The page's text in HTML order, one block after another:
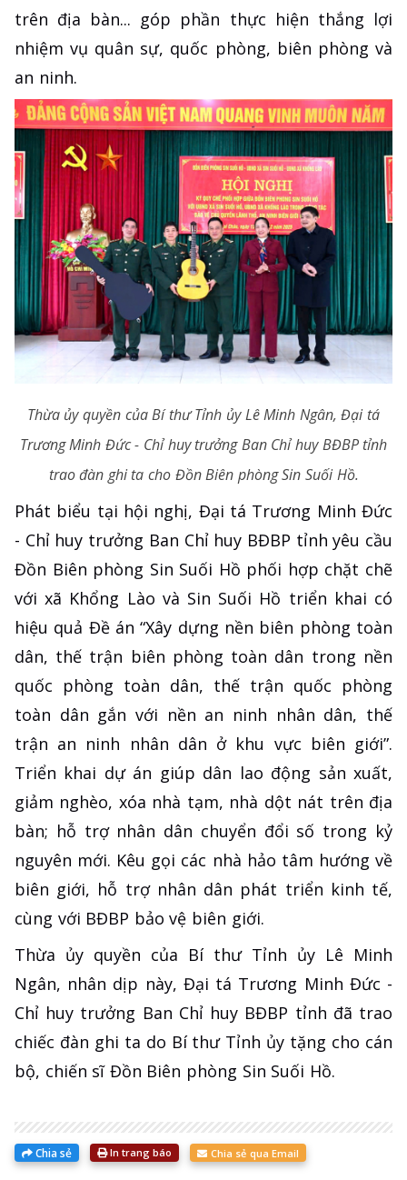
trên địa bàn... góp phần thực hiện thắng lợi
nhiệm vụ quân sự, quốc phòng, biên phòng và
an ninh.
Thừa ủy quyền của Bí thư Tỉnh ủy Lê Minh Ngân, Đại tá
Trương Minh Đức - Chỉ huy trưởng Ban Chỉ huy BĐBP tỉnh
trao đàn ghi ta cho Đồn Biên phòng Sin Suối Hồ.
Phát biểu tại hội nghị, Đại tá Trương Minh Đức
- Chỉ huy trưởng Ban Chỉ huy BĐBP tỉnh yêu cầu
Đồn Biên phòng Sin Suối Hồ phối hợp chặt chẽ
với xã Khổng Lào và Sin Suối Hồ triển khai có
hiệu quả Đề án “Xây dựng nền biên phòng toàn
dân, thế trận biên phòng toàn dân trong nền
quốc phòng toàn dân, thế trận quốc phòng
toàn dân gắn với nền an ninh nhân dân, thế
trận an ninh nhân dân ở khu vực biên giới”.
Triển khai dự án giúp dân lao động sản xuất,
giảm nghèo, xóa nhà tạm, nhà dột nát trên địa
bàn; hỗ trợ nhân dân chuyển đổi số trong kỷ
nguyên mới. Kêu gọi các nhà hảo tâm hướng về
biên giới, hỗ trợ nhân dân phát triển kinh tế,
cùng với BĐBP bảo vệ biên giới.
Thừa ủy quyền của Bí thư Tỉnh ủy Lê Minh
Ngân, nhân dịp này, Đại tá Trương Minh Đức -
Chỉ huy trưởng Ban Chỉ huy BĐBP tỉnh đã trao
chiếc đàn ghi ta do Bí thư Tỉnh ủy tặng cho cán
bộ, chiến sĩ Đồn Biên phòng Sin Suối Hồ.
Chia sẻ In trang báo Chia sẻ qua Email